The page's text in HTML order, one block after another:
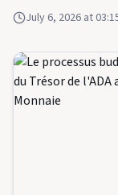
July 6, 2026 at